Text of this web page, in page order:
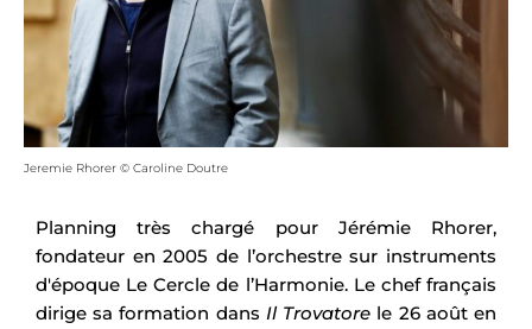
Jeremie Rhorer © Caroline Doutre
Planning très chargé pour Jérémie Rhorer,
fondateur en 2005 de l’orchestre sur instruments
d'époque Le Cercle de l’Harmonie. Le chef français
dirige sa formation dans Il Trovatore le 26 août en